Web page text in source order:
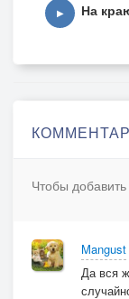
▶ На
Чтобы
Mangust
Да вся